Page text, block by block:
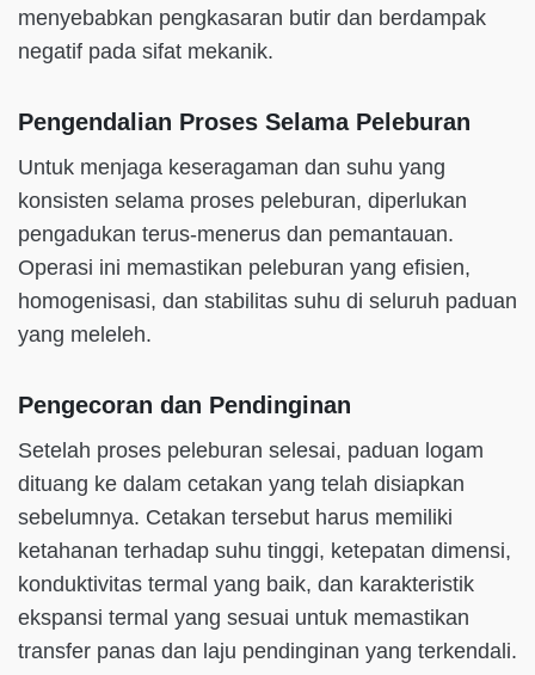
menyebabkan pengkasaran butir dan berdampak
negatif pada sifat mekanik.
Pengendalian Proses Selama Peleburan
Untuk menjaga keseragaman dan suhu yang
konsisten selama proses peleburan, diperlukan
pengadukan terus-menerus dan pemantauan.
Operasi ini memastikan peleburan yang efisien,
homogenisasi, dan stabilitas suhu di seluruh paduan
yang meleleh.
Pengecoran dan Pendinginan
Setelah proses peleburan selesai, paduan logam
dituang ke dalam cetakan yang telah disiapkan
sebelumnya. Cetakan tersebut harus memiliki
ketahanan terhadap suhu tinggi, ketepatan dimensi,
konduktivitas termal yang baik, dan karakteristik
ekspansi termal yang sesuai untuk memastikan
transfer panas dan laju pendinginan yang terkendali.